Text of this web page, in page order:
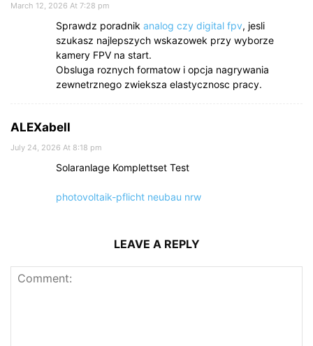
March 12, 2026 At 7:28 pm
Sprawdz poradnik analog czy digital fpv, jesli
szukasz najlepszych wskazowek przy wyborze
kamery FPV na start.
Obsluga roznych formatow i opcja nagrywania
zewnetrznego zwieksza elastycznosc pracy.
ALEXabell
July 24, 2026 At 8:18 pm
Solaranlage Komplettset Test
photovoltaik-pflicht neubau nrw
LEAVE A REPLY